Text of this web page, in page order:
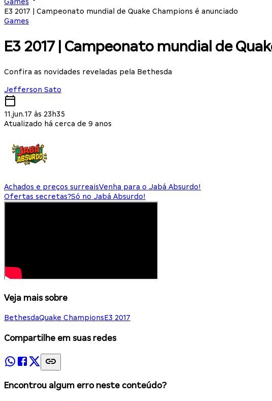
E3 2017 | Campeonato mundial de Quake Champions é anunciado
Games
E3 2017 | Campeonato mundial de
Confira as novidades reveladas pela Bethesda
Jefferson Sato
11.jun.17 às 23h35
Atualizado há cerca de 9 anos
Achados e preços surreaisVenha para o Jabá Absurdo!
Ofertas secretas?Só no Jabá Absurdo!
Veja mais sobre
BethesdaQuake ChampionsE3 2017
Compartilhe em suas redes
Encontrou algum erro neste conteúdo?